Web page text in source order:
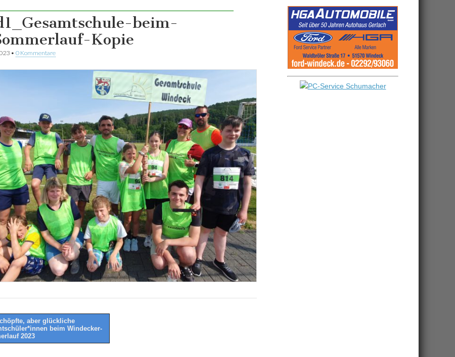
beim-
Kopie
• 0 Kommentare
aber glückliche
beim Windecker-
2023